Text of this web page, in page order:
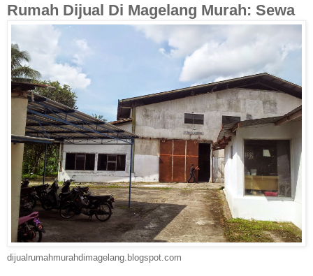
Rumah Dijual Di Magelang Murah: Sewa
dijualrumahmurahdimagelang.blogspot.com